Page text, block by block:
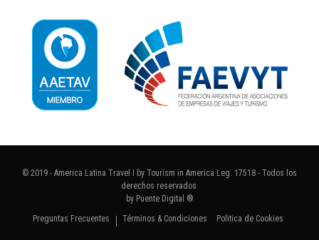
© 2019 - America Latina Travel I by Tourism in America Leg. 17518 - Todos los
derechos reservados.
by Puente Digital ®
Preguntas Frecuentes
Términos & Condiciones Politica de Cookies